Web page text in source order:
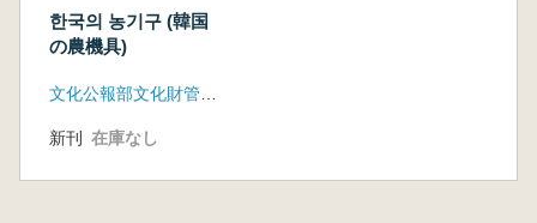
한국의 농기구 (韓国
の農機具)
新刊 在庫なし